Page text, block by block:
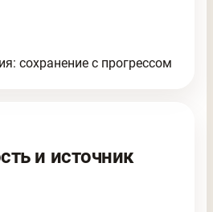
сохранение с прогрессом
и источник